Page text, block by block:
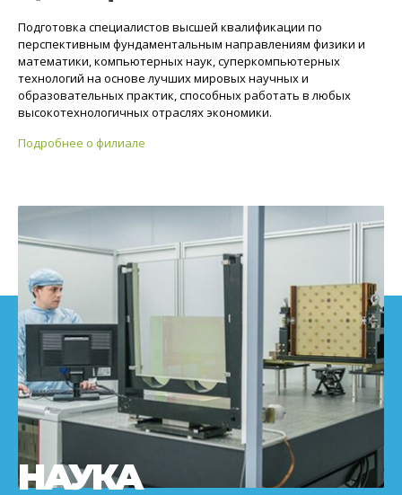
Подготовка специалистов высшей квалификации по
перспективным фундаментальным направлениям физики и
математики, компьютерных наук, суперкомпьютерных
технологий на основе лучших мировых научных и
образовательных практик, способных работать в любых
высокотехнологичных отраслях экономики.
Подробнее о филиале
НАУКА